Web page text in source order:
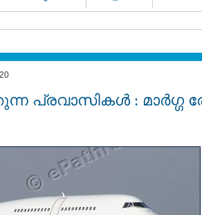
പ്രവാസികൾ : മാര്‍ഗ്ഗ